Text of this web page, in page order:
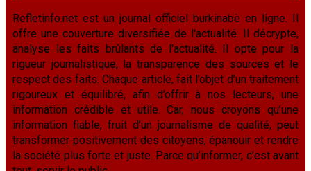
Refletinfo.net est un journal officiel burkinabè en ligne. Il
offre une couverture diversifiée de l'actualité. Il décrypte,
analyse les faits brûlants de l'actualité. Il opte pour la
rigueur journalistique, la transparence des sources et le
respect des faits. Chaque article, fait l’objet d’un traitement
rigoureux et équilibré, afin d’offrir à nos lecteurs, une
information crédible et utile. Car, nous croyons qu’une
information fiable, fruit d’un journalisme de qualité, peut
transformer positivement des citoyens, épanouir et rendre
la société plus forte et juste. Parce qu’informer, c’est avant